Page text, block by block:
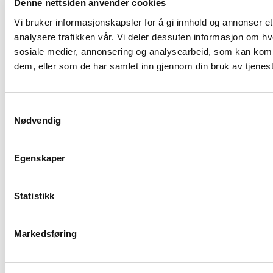
Denne nettsiden anvender cookies
Vi bruker informasjonskapsler for å gi innhold og annonser
analysere trafikken vår. Vi deler dessuten informasjon om
sosiale medier, annonsering og analysearbeid, som kan
dem, eller som de har samlet inn gjennom din bruk av
Nødvendig
Egenskaper
Statistikk
Markedsføring
Våre eiere